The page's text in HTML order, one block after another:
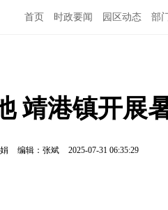
首页 时政要闻 园区动态 部
靖港镇开展
编辑：张斌 2025-07-31 06:35:29